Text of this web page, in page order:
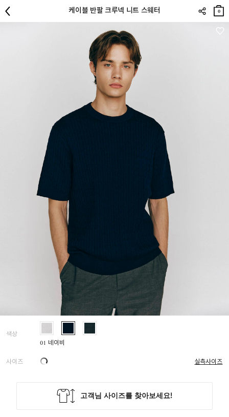
케이블 반팔 크루넥 니트 스웨터
장바
구니
0
색상
01 네이비
사이즈
실측사이즈